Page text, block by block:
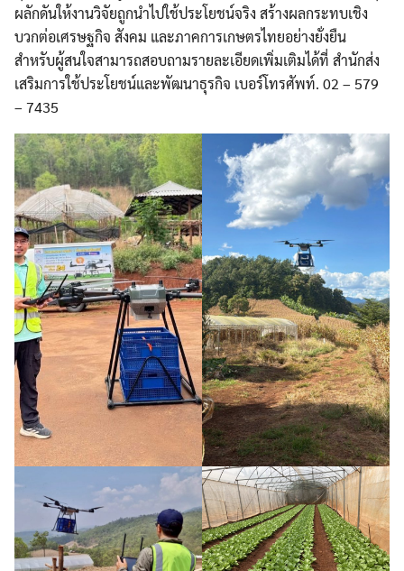
ผลักดันให้งานวิจัยถูกนำไปใช้ประโยชน์จริง สร้างผลกระทบเชิง
บวกต่อเศรษฐกิจ สังคม และภาคการเกษตรไทยอย่างยั่งยืน
สำหรับผู้สนใจสามารถสอบถามรายละเอียดเพิ่มเติมได้ที่ สำนักส่ง
เสริมการใช้ประโยชน์และพัฒนาธุรกิจ เบอร์โทรศัพท์. 02 – 579
– 7435